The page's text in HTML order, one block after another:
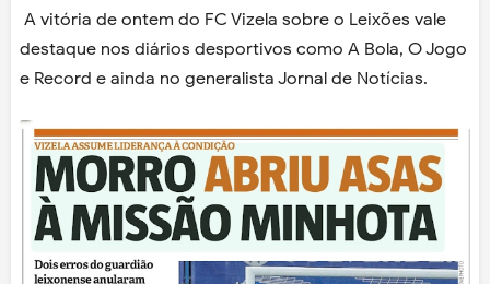
A vitória de ontem do FC Vizela sobre o Leixões vale
destaque nos diários desportivos como A Bola, O Jogo
e Record e ainda no generalista Jornal de Notícias.